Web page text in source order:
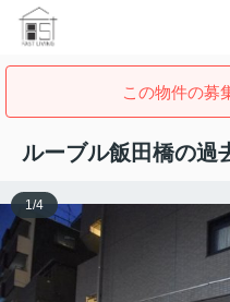
この物件の募
ルーブル飯田橋の過
1/4